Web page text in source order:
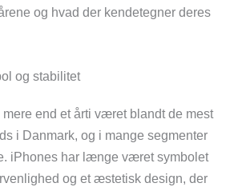
og hvad der kendetegner deres
og stabilitet
end et årti været blandt de mest
i Danmark, og i mange segmenter
iPhones har længe været symbolet
og et æstetisk design, der